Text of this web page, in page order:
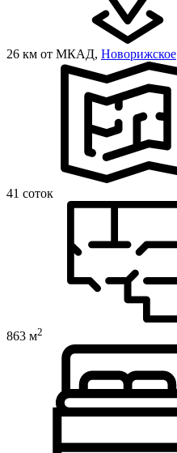
26 км от МКАД, Новорижское
41 соток
863 м2